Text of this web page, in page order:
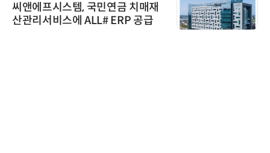
씨앤에프시스템, 국민연금 치매재
산관리서비스에 ALL# ERP 공급